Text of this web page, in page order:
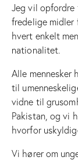
Jeg vil opfordre
fredelige midler
hvert enkelt
nationalitet.
Alle mennesker
til
vidne til
Pakistan, og vi
hvorfor
Vi hører om